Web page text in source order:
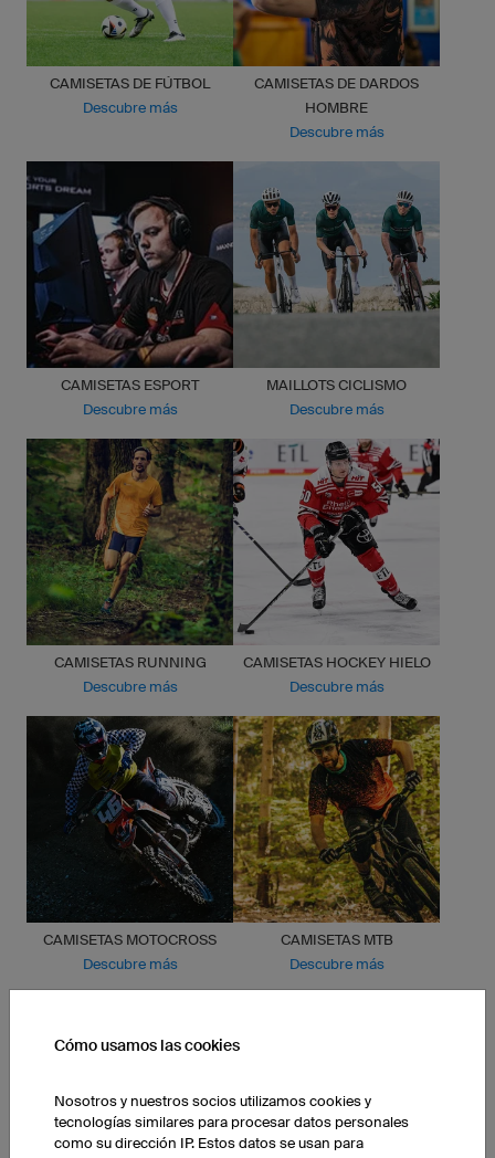
CAMISETAS DE FÚTBOL
Descubre más
CAMISETAS DE DARDOS
HOMBRE
Descubre más
CAMISETAS ESPORT
Descubre más
MAILLOTS CICLISMO
Descubre más
CAMISETAS RUNNING
Descubre más
CAMISETAS HOCKEY HIELO
Descubre más
CAMISETAS MOTOCROSS
Descubre más
CAMISETAS MTB
Descubre más
productos
Cómo usamos las cookies
Nosotros y nuestros socios utilizamos cookies y
tecnologías similares para procesar datos personales
como su dirección IP. Estos datos se usan para